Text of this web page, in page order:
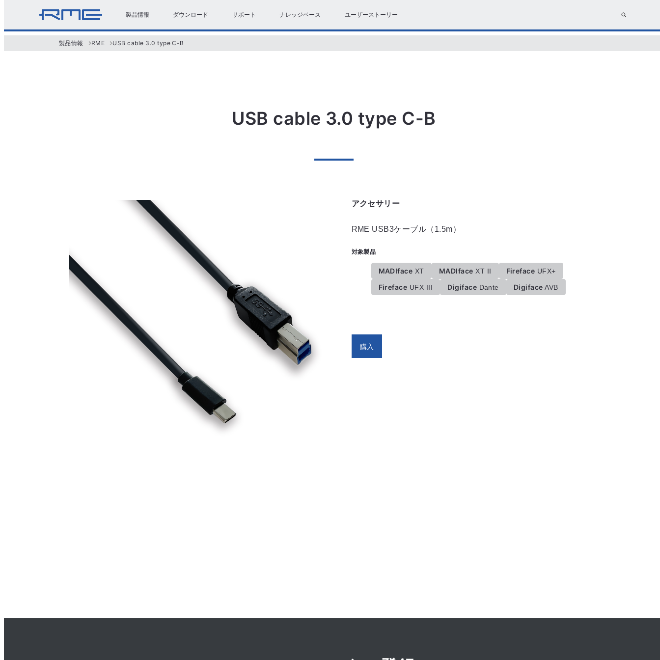
製品情報 ダウンロード サポート ナレッジベース ユーザーストーリー
製品情報 RME USB cable 3.0 type C-B
USB cable 3.0 type C-B
アクセサリー
RME USB3ケーブル（1.5m）
対象製品
MADIface XT MADIface XT II Fireface UFX+
Fireface UFX III Digiface Dante Digiface AVB
購入